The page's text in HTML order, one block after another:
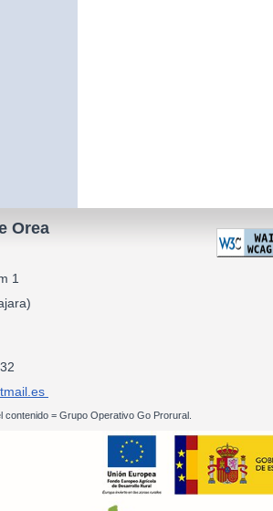
Orea
1
83 60 01
= Grupo Operativo Go Prorural.